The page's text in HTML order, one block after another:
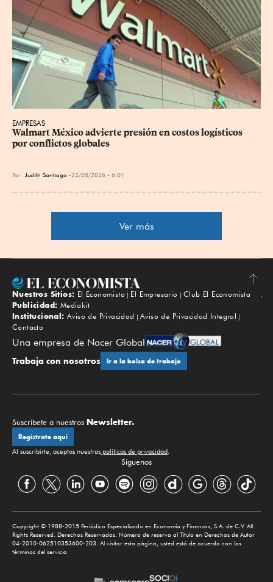
EMPRESAS
Walmart México advierte presión en costos logísticos
por conflictos globales
Por Judith Santiago 22/05/2026 - 6:01
Ver más
Subir
Nuestros Sitios: El Economista El Empresario
Club El Economista
Publicidad: Mediakit
Institucional: Aviso de Privacidad
Aviso de Privacidad Integral
Contacto
Una empresa de Nacer Global
Trabaja con nosotros Ir a la bolsa de trabajo
Suscríbete a nuestros Newsletter.
Regístrate aquí
Al suscribirte, aceptas nuestras políticas de privacidad.
Síguenos
Copyright © 1988-2015 Periódico Especializado en Economía y Finanzas, S.A. de C.V. All
Rights Reserved. Derechos Reservados. Número de reserva al Título en Derechos de Autor
04-2010-062510353600-203. Al visitar esta página, usted está de acuerdo con los
términos del servicio